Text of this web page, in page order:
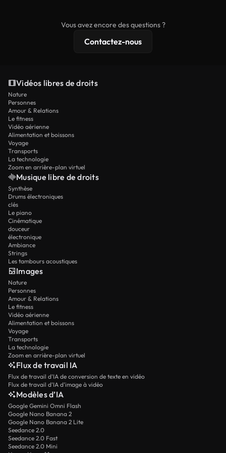
résolution 4K et des protections de licence
Vous avez encore des questions ?
Contactez-nous
Vidéos libres de droits
Nature
Personnes
Amour & Relations
Le fitness
Vidéo aérienne
Alimentation et boissons
Voyage
Transports
La technologie
Zoom en arrière-plan virtuel
Musique libre de droits
Synthèse
Drums électroniques
clés
Le piano
Cinématique
douceur
électronique
Ambiance
Strings
Les tambours acoustiques
Images
Nature
Personnes
Amour & Relations
Le fitness
Vidéo aérienne
Alimentation et boissons
Voyage
Transports
La technologie
Zoom en arrière-plan virtuel
Flux de travail IA
Flux de travail d’IA de conversion de texte en vidéo
Flux de travail d’IA d’image à vidéo
Modèles d’IA
Google Gemini Omni Flash
Google Nano Banana 2
Google Nano Banana 2 Lite
Seedance 2.0
Seedance 2.0 Fast
Seedance 2.0 Mini